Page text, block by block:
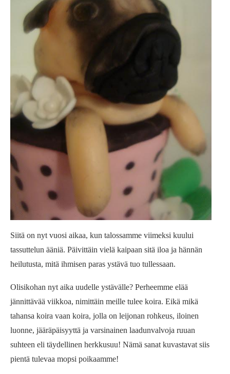
Siitä on nyt vuosi aikaa, kun talossamme viimeksi kuului
tassuttelun ääniä. Päivittäin vielä kaipaan sitä iloa ja hännän
heilutusta, mitä ihmisen paras ystävä tuo tullessaan.
Olisikohan nyt aika uudelle ystävälle? Perheemme elää
jännittävää viikkoa, nimittäin meille tulee koira. Eikä mikä
tahansa koira vaan koira, jolla on leijonan rohkeus, iloinen
luonne, jääräpäisyyttä ja varsinainen laadunvalvoja ruuan
suhteen eli täydellinen herkkusuu! Nämä sanat kuvastavat siis
pientä tulevaa mopsi poikaamme!